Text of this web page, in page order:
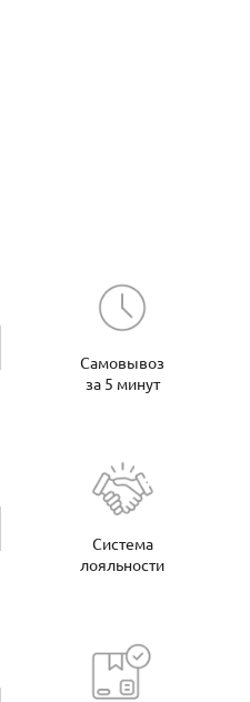
Самовывоз
за 5 минут
Система
лояльности